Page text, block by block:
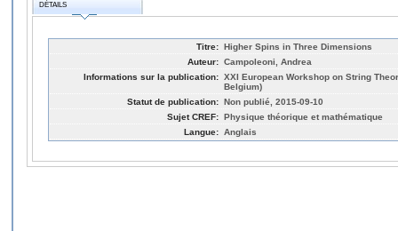
DÉTAILS
Titre: Higher Spins in Three Dimensions
Auteur: Campoleoni, Andrea
Informations sur la publication: XXI European Workshop on String
Belgium)
Statut de publication: Non publié, 2015-09-10
Sujet CREF: Physique théorique et mathématique
Langue: Anglais